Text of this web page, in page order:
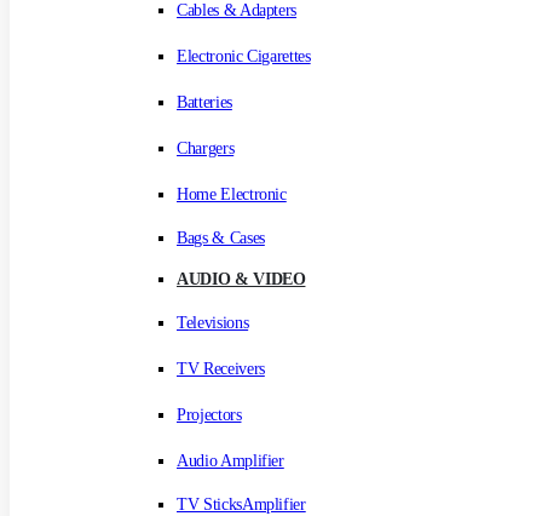
Cables & Adapters
Electronic Cigarettes
Batteries
Chargers
Home Electronic
Bags & Cases
AUDIO & VIDEO
Televisions
TV Receivers
Projectors
Audio Amplifier
TV SticksAmplifier